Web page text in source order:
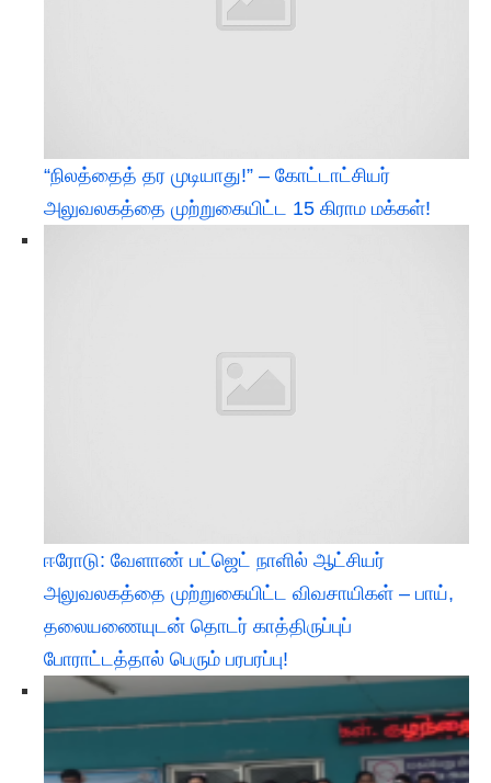
“நிலத்தைத் தர முடியாது!” – கோட்டாட்சியர்
அலுவலகத்தை முற்றுகையிட்ட 15 கிராம மக்கள்!
ஈரோடு: வேளாண் பட்ஜெட் நாளில் ஆட்சியர்
அலுவலகத்தை முற்றுகையிட்ட விவசாயிகள் – பாய்,
தலையணையுடன் தொடர் காத்திருப்புப்
போராட்டத்தால் பெரும் பரபரப்பு!